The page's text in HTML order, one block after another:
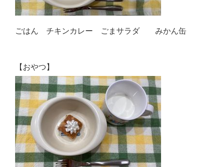
ごはん チキンカレー ごまサラダ みかん缶
【おやつ】